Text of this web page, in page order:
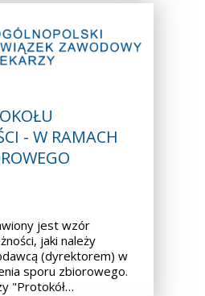
- W RAMACH
jest wzór
jaki należy
(dyrektorem) w
sporu zbiorowego.
"Protokół…